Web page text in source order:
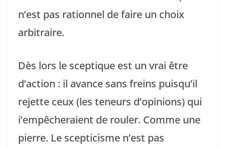
n’est pas rationnel de faire un choix
arbitraire.
Dès lors le sceptique est un vrai être
d’action : il avance sans freins puisqu’il
rejette ceux (les teneurs d’opinions) qui
i’empêcheraient de rouler. Comme une
pierre. Le scepticisme n’est pas